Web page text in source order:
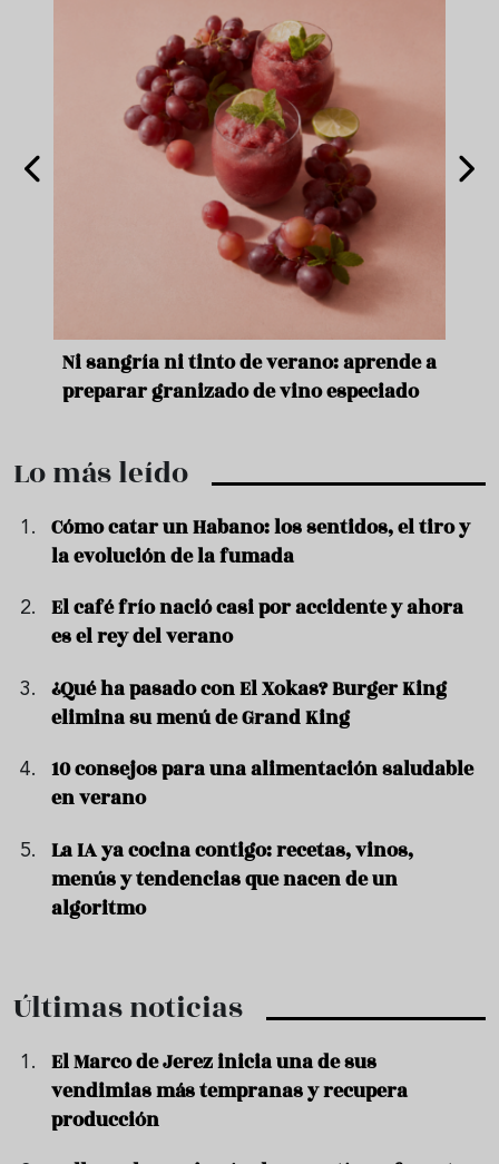
Ni sangría ni tinto de verano: aprende a
preparar granizado de vino especiado
Lo más leído
Cómo catar un Habano: los sentidos, el tiro y
la evolución de la fumada
El café frío nació casi por accidente y ahora
es el rey del verano
¿Qué ha pasado con El Xokas? Burger King
elimina su menú de Grand King
10 consejos para una alimentación saludable
en verano
La IA ya cocina contigo: recetas, vinos,
menús y tendencias que nacen de un
algoritmo
Últimas noticias
El Marco de Jerez inicia una de sus
vendimias más tempranas y recupera
producción